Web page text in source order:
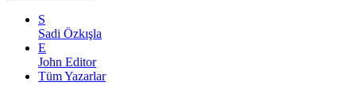
S
Sadi Özkışla
E
John Editor
Tüm Yazarlar